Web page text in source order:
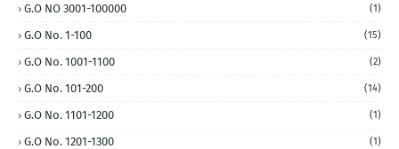
G.O NO 3001-100000 (1)
G.O No. 1-100 (15)
G.O No. 1001-1100 (2)
G.O No. 101-200 (14)
G.O No. 1101-1200 (1)
G.O No. 1201-1300 (1)